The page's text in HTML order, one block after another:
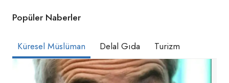
Popüler Naberler
Küresel Müslüman Delal Gıda Turizm